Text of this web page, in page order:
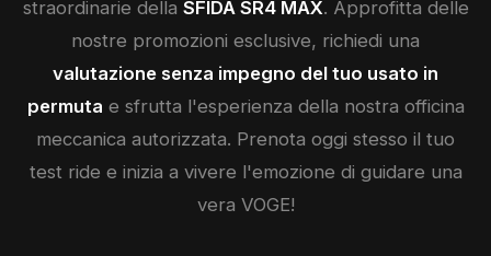
straordinarie della SFIDA SR4 MAX. Approfitta delle
nostre promozioni esclusive, richiedi una
valutazione senza impegno del tuo usato in
permuta e sfrutta l'esperienza della nostra officina
meccanica autorizzata. Prenota oggi stesso il tuo
test ride e inizia a vivere l'emozione di guidare una
vera VOGE!